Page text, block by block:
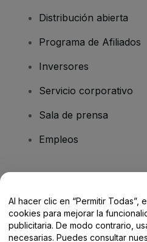
Distribución abierta
Programa de Afiliados
Inversores
Servicio corporativo
Sala de prensa
Empleos
Centro de Ayuda /
Al hacer clic en “Permitir
cookies para mejorar la
publicitaria. De modo contrario,
necesarias. Puedes consultar